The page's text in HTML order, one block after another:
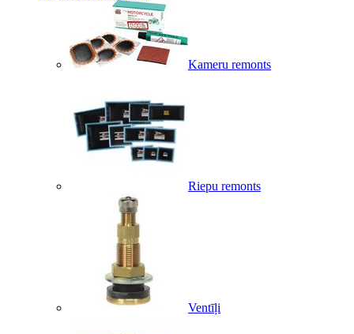
Kameru remonts
Riepu remonts
Ventīļi